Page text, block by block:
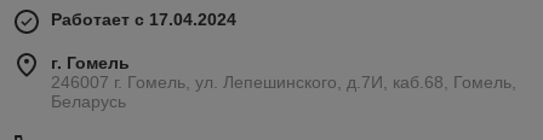
Работает с 17.04.2024
г. Гомель
246007 г. Гомель, ул. Лепешинского, д.7И, каб.68, Гомель,
Беларусь